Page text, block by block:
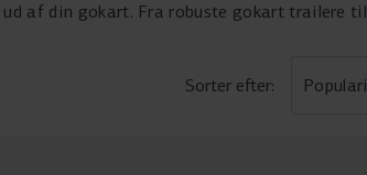
af din gokart. Fra robuste gokart trailere til
og opgrader din gokart oplevelse i dag!
Sorter efter: